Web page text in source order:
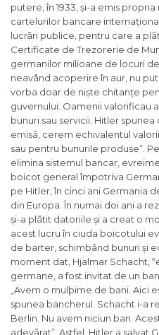
putere, în 1933, și-a emis
cartelurilor bancare
lucrãri publice, pentru care a
Certificate de Trezorerie de
germanilor milioane de locuri
neavând acoperire în aur, nu
vorba doar de niște chitanțe
guvernului. Oamenii valorificau
bunuri sau servicii. Hitler spunea
emisã, cerem echivalentul
sau pentru bunurile produse”.
elimina sistemul bancar,
boicot general împotriva
pe Hitler, în cinci ani Germania
din Europa. În numai doi ani a
și-a plãtit datoriile și a creat o
acest lucru în ciuda boicotului
de barter, schimbând bunuri și
moment dat, Hjalmar Schacht,
germane, a fost invitat de un
Avem o mulþime de bani. Aici
spunea bancherul. Schacht i-a
Berlin. Nu avem niciun ban.
adevãrat”. Astfel, Hitler a salvat